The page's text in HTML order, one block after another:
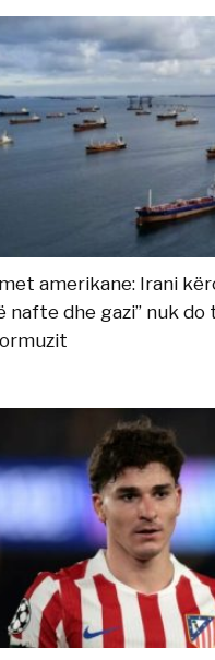
amerikane: Irani
nafte dhe gazi” nuk do